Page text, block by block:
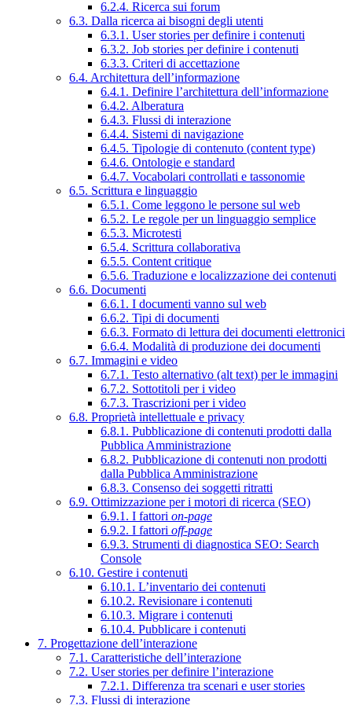
6.2.4. Ricerca sui forum
6.3. Dalla ricerca ai bisogni degli utenti
6.3.1. User stories per definire i contenuti
6.3.2. Job stories per definire i contenuti
6.3.3. Criteri di accettazione
6.4. Architettura dell’informazione
6.4.1. Definire l’architettura dell’informazione
6.4.2. Alberatura
6.4.3. Flussi di interazione
6.4.4. Sistemi di navigazione
6.4.5. Tipologie di contenuto (content type)
6.4.6. Ontologie e standard
6.4.7. Vocabolari controllati e tassonomie
6.5. Scrittura e linguaggio
6.5.1. Come leggono le persone sul web
6.5.2. Le regole per un linguaggio semplice
6.5.3. Microtesti
6.5.4. Scrittura collaborativa
6.5.5. Content critique
6.5.6. Traduzione e localizzazione dei contenuti
6.6. Documenti
6.6.1. I documenti vanno sul web
6.6.2. Tipi di documenti
6.6.3. Formato di lettura dei documenti elettronici
6.6.4. Modalità di produzione dei documenti
6.7. Immagini e video
6.7.1. Testo alternativo (alt text) per le immagini
6.7.2. Sottotitoli per i video
6.7.3. Trascrizioni per i video
6.8. Proprietà intellettuale e privacy
6.8.1. Pubblicazione di contenuti prodotti dalla
Pubblica Amministrazione
6.8.2. Pubblicazione di contenuti non prodotti
dalla Pubblica Amministrazione
6.8.3. Consenso dei soggetti ritratti
6.9. Ottimizzazione per i motori di ricerca (SEO)
6.9.1. I fattori on-page
6.9.2. I fattori off-page
6.9.3. Strumenti di diagnostica SEO: Search
Console
6.10. Gestire i contenuti
6.10.1. L’inventario dei contenuti
6.10.2. Revisionare i contenuti
6.10.3. Migrare i contenuti
6.10.4. Pubblicare i contenuti
7. Progettazione dell’interazione
7.1. Caratteristiche dell’interazione
7.2. User stories per definire l’interazione
7.2.1. Differenza tra scenari e user stories
7.3. Flussi di interazione